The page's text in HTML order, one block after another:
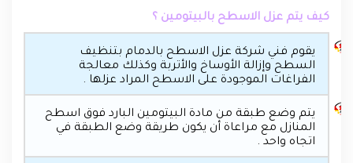
كيف يتم عزل الاسطح بالبيتومين ؟
يقوم فني شركة عزل الاسطح بالدمام بتنظيف
السطح وإزالة الأوساخ والأتربة وكذلك معالجة
الفراغات الموجودة على الاسطح المراد عزلها .
يتم وضع طبقة من مادة البيتومين البارد فوق اسطح
المنازل مع مراعاة أن يكون طريقة وضع الطبقة في
اتجاه واحد .